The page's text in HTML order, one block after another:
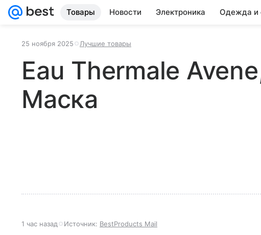
Товары Новости Электроника Одежда и
25 ноября 2025 Лучшие товары
Eau Thermale
Маска
1 час назад Источник: BestProducts Mail